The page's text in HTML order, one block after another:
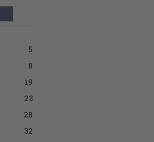
5
8
19
23
28
32